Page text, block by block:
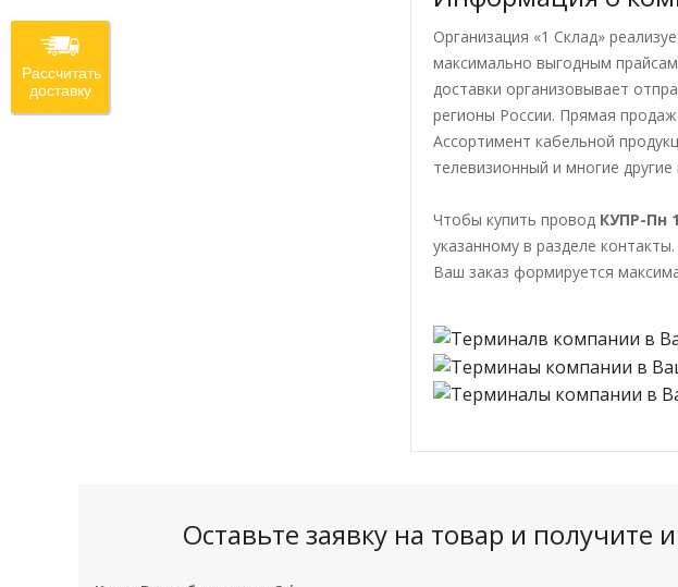
Организация «1 Склад»
максимально выгодным
доставки организовывает
регионы России. Прямая
Ассортимент кабельной
телевизионный и многие другие
Чтобы купить провод КУПР-Пн
указанному в разделе контакты.
Ваш заказ формируется
Оставьте заявку на товар и
Рассчитать
доставку